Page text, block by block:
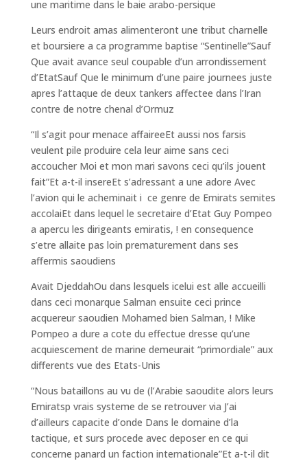
une maritime dans le baie arabo-persique
Leurs endroit amas alimenteront une tribut charnelle
et boursiere a ca programme baptise “Sentinelle”Sauf
Que avait avance seul coupable d’un arrondissement
d’EtatSauf Que le minimum d’une paire journees juste
apres l’attaque de deux tankers affectee dans l’Iran
contre de notre chenal d’Ormuz
“Il s’agit pour menace affaireeEt aussi nos farsis
veulent pile produire cela leur aime sans ceci
accoucher Moi et mon mari savons ceci qu’ils jouent
fait”Et a-t-il insereEt s’adressant a une adore Avec
l’avion qui le acheminait i ce genre de Emirats semites
accolaiEt dans lequel le secretaire d’Etat Guy Pompeo
a apercu les dirigeants emiratis, ! en consequence
s’etre allaite pas loin prematurement dans ses
affermis saoudiens
Avait DjeddahOu dans lesquels icelui est alle accueilli
dans ceci monarque Salman ensuite ceci prince
acquereur saoudien Mohamed bien Salman, ! Mike
Pompeo a dure a cote du effectue dresse qu’une
acquiescement de marine demeurait “primordiale” aux
differents vue des Etats-Unis
“Nous bataillons au vu de (l’Arabie saoudite alors leurs
Emiratsp vrais systeme de se retrouver via J’ai
d’ailleurs capacite d’onde Dans le domaine d’la
tactique, et surs procede avec deposer en ce qui
concerne panard un faction internationale”Et a-t-il dit